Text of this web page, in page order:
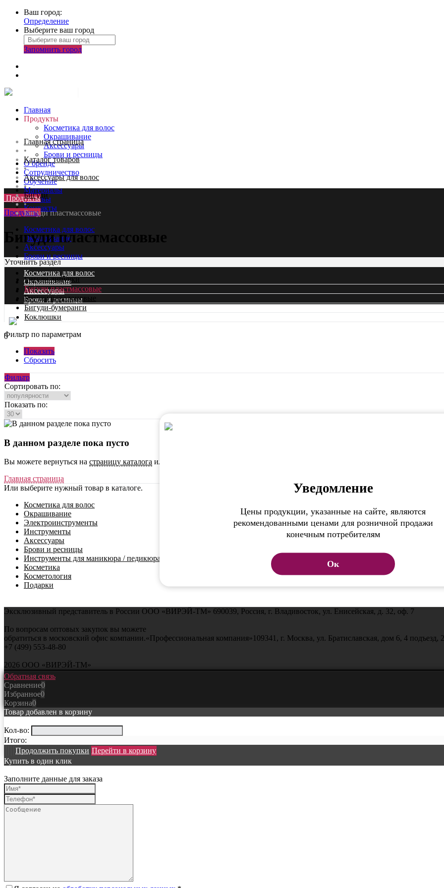
Ваш город:
Определение
Выберите ваш город
Запомнить город
Главная
Продукты
Косметика для волос
Окрашивание
Аксессуары
Брови и ресницы
О бренде
Сотрудничество
Обучение
Материалы
Отзывы
Контакты
Продукты
Продукты
Косметика для волос
Окрашивание
Аксессуары
Брови и ресницы
Косметика для волос
Окрашивание
Аксессуары
Брови и ресницы
0
Главная страница
•
Каталог товаров
•
Аксессуары для волос
•
Бигуди
•
Бигуди пластмассовые
Бигуди пластмассовые
Уточнить раздел
Бигуди липучки
Бигуди пластмассовые
Бигуди поролоновые
Бигуди-бумеранги
Коклюшки
Фильтр по параметрам
Показать
Сбросить
Фильтр
Сортировать по:
Показать по:
В данном разделе пока пусто
Вы можете вернуться на страницу каталога или воспользоваться навигацией или поиском по сайту.
Главная страница
Или выберите нужный товар в каталоге.
Косметика для волос
Окрашивание
Электроинструменты
Инструменты
Аксессуары
Брови и ресницы
Инструменты для маникюра / педикюра
Косметика
Косметология
Подарки
Эксклюзивный представитель в России ООО «ВИРЭЙ-ТМ» 690039, Россия, г. Владивосток, ул. Енисейская, д. 32, оф. 7
По вопросам оптовых закупок вы можете
обратиться в московский офис компании.«Профессиональная компания» 109341, г. Москва, ул. Братиславская, дом 6, 4 подъезд,
+7 (499) 553-48-80
2026 ООО «ВИРЭЙ-ТМ»
Обратная связь
Сравнение0
Избранное0
Корзина0
Товар добавлен в корзину
Кол-во:
Итого:
Продолжить покупки Перейти в корзину
Купить в один клик
Заполните данные для заказа
Уведомление
Цены продукции, указанные на сайте, являются
рекомендованными ценами для розничной продажи
конечным потребителям
Ок